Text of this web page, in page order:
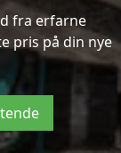
fra erfarne
pris på din nye